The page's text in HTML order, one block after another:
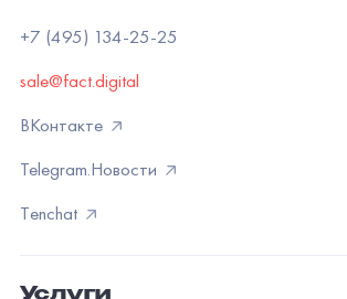
+7 (495) 134-25-25
sale@fact.digital
ВКонтакте
Telegram.Новости
Тenchat